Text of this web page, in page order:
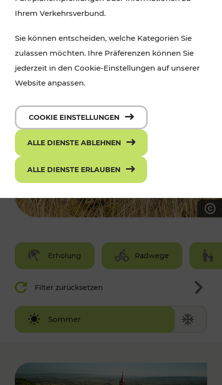
Erholung Radwege
Filter zurücksetzen
Sommer
Winter
Ihrem Verkehrsverbund.
Sie können entscheiden, welche Kategorien Sie
zulassen möchten. Ihre Präferenzen können Sie
jederzeit in den Cookie-Einstellungen auf unserer
Website anpassen.
COOKIE EINSTELLUNGEN
ALLE DIENSTE ABLEHNEN
ALLE DIENSTE ERLAUBEN